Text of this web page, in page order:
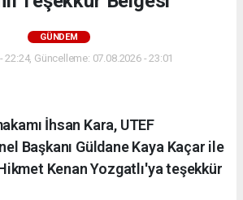
GÜNDEM
22:24, Güncelleme: 07.08.2026 - 23:01
İhsan Kara, UTEF
Başkanı Güldane Kaya Kaçar ile
Kenan Yozgatlı'ya teşekkür